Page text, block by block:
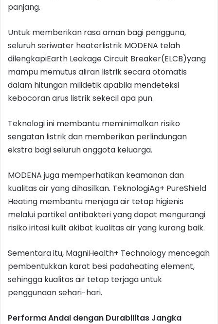
panjang.
Untuk memberikan rasa aman bagi pengguna,
seluruh seriwater heaterlistrik MODENA telah
dilengkapiEarth Leakage Circuit Breaker(ELCB)yang
mampu memutus aliran listrik secara otomatis
dalam hitungan milidetik apabila mendeteksi
kebocoran arus listrik sekecil apa pun.
Teknologi ini membantu meminimalkan risiko
sengatan listrik dan memberikan perlindungan
ekstra bagi seluruh anggota keluarga.
MODENA juga memperhatikan keamanan dan
kualitas air yang dihasilkan. TeknologiAg+ PureShield
Heating membantu menjaga air tetap higienis
melalui partikel antibakteri yang dapat mengurangi
risiko iritasi kulit akibat kualitas air yang kurang baik.
Sementara itu, MagniHealth+ Technology mencegah
pembentukkan karat besi padaheating element,
sehingga kualitas air tetap terjaga untuk
penggunaan sehari-hari.
Performa Andal dengan Durabilitas Jangka